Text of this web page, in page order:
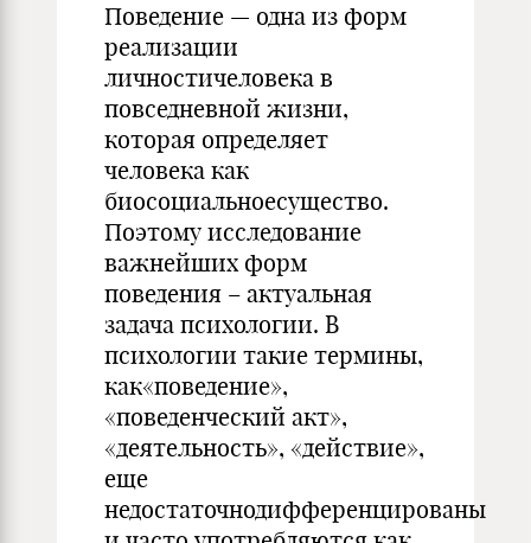
Поведение — одна из форм
реализации
личностичеловека в
повседневной жизни,
которая определяет
человека как
биосоциальноесущество.
Поэтому исследование
важнейших форм
поведения – актуальная
задача психологии. В
психологии такие термины,
как«поведение»,
«поведенческий акт»,
«деятельность», «действие»,
еще
недостаточнодифференцированы